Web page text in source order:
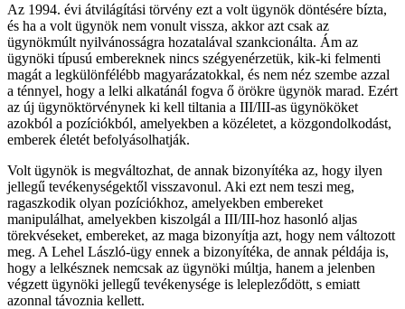
Az 1994. évi átvilágítási törvény ezt a volt ügynök döntésére bízta,
és ha a volt ügynök nem vonult vissza, akkor azt csak az
ügynökmúlt nyilvánosságra hozatalával szankcionálta. Ám az
ügynöki típusú embereknek nincs szégyenérzetük, kik-ki felmenti
magát a legkülönfélébb magyarázatokkal, és nem néz szembe azzal
a ténnyel, hogy a lelki alkatánál fogva ő örökre ügynök marad. Ezért
az új ügynöktörvénynek ki kell tiltania a III/III-as ügynököket
azokból a pozíciókból, amelyekben a közéletet, a közgondolkodást,
emberek életét befolyásolhatják.
Volt ügynök is megváltozhat, de annak bizonyítéka az, hogy ilyen
jellegű tevékenységektől visszavonul. Aki ezt nem teszi meg,
ragaszkodik olyan pozíciókhoz, amelyekben embereket
manipulálhat, amelyekben kiszolgál a III/III-hoz hasonló aljas
törekvéseket, embereket, az maga bizonyítja azt, hogy nem változott
meg. A Lehel László-ügy ennek a bizonyítéka, de annak példája is,
hogy a lelkésznek nemcsak az ügynöki múltja, hanem a jelenben
végzett ügynöki jellegű tevékenysége is lelepleződött, s emiatt
azonnal távoznia kellett.